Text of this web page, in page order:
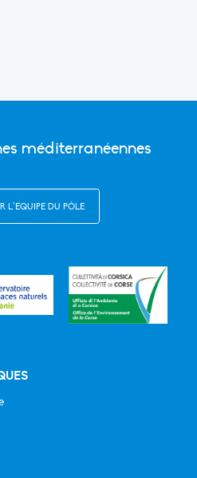
méditerranéennes
L’ÉQUIPE DU PÔLE